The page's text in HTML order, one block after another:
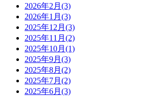
2026年2月(3)
2026年1月(3)
2025年12月(3)
2025年11月(2)
2025年10月(1)
2025年9月(3)
2025年8月(2)
2025年7月(2)
2025年6月(3)